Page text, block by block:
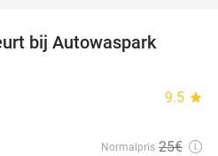
bij Autowaspark
9.5 star
Normalpris 25€